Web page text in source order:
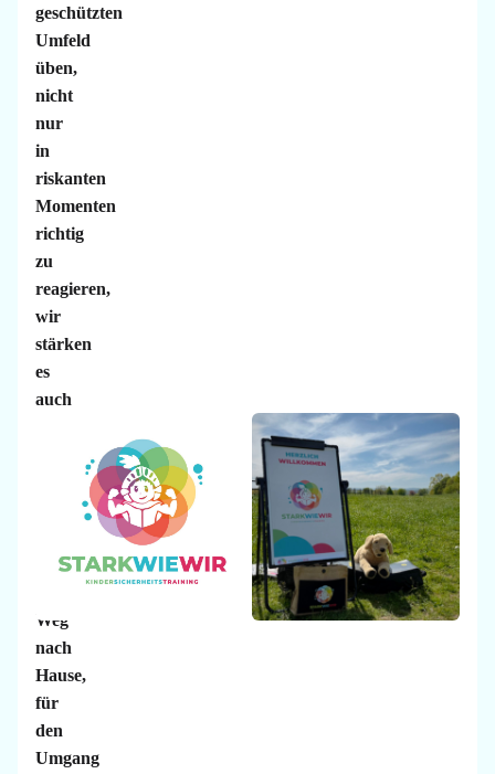
geschützten
Umfeld
üben,
nicht
nur
in
riskanten
Momenten
richtig
zu
reagieren,
wir
stärken
es
auch
Situationen
Weg
nach
Hause,
für
den
Umgang